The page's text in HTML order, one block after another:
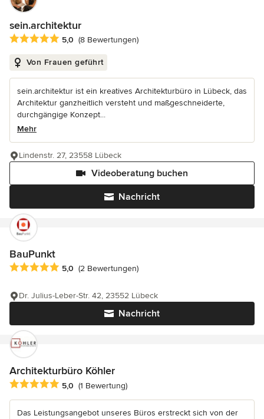
sein.architektur
Durchschnittliche Bewertung: 5 von 5 Sternen
5,0 (8 Bewertungen)
Von Frauen geführt
sein.architektur ist ein kreatives Architekturbüro in Lübeck, das
Architektur ganzheitlich versteht und maßgeschneiderte,
durchgängige Konzept...
Mehr
Nachricht
Videoberatung buchen
Lindenstr. 27, 23558 Lübeck
BauPunkt
Durchschnittliche Bewertung: 5 von 5 Sternen
5,0 (2 Bewertungen)
Nachricht
Dr. Julius-Leber-Str. 42, 23552 Lübeck
Architekturbüro Köhler
Durchschnittliche Bewertung: 5 von 5 Sternen
5,0 (1 Bewertung)
Das Leistungsangebot unseres Büros erstreckt sich von der